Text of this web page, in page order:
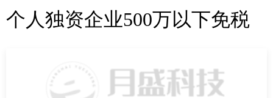
个人独资企业500万以下免税